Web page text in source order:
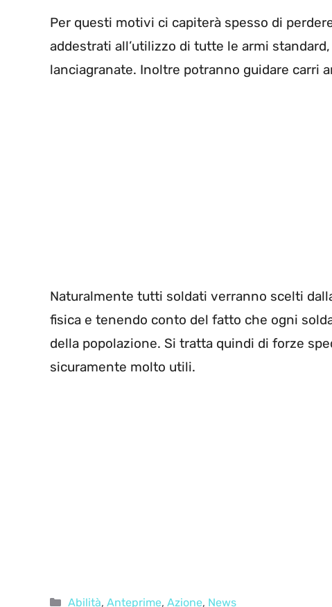
Per questi motivi ci capiterà spesso di
addestrati all’utilizzo di tutte le armi
lanciagranate. Inoltre potranno guidare carri
Naturalmente tutti soldati verranno scelti
fisica e tenendo conto del fatto che ogni
della popolazione. Si tratta quindi di forze
sicuramente molto utili.
Categorie
Abilità, Anteprime, Azione, News